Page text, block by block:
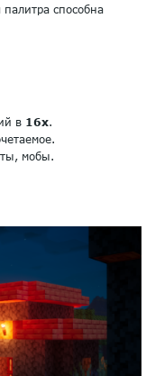
способна
в 16х.
мобы.